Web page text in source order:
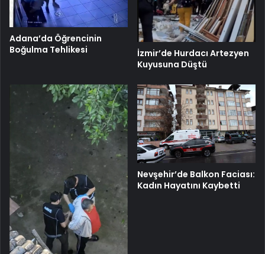
Adana’da Öğrencinin
Boğulma Tehlikesi
İzmir’de Hurdacı Artezyen
Kuyusuna Düştü
Nevşehir’de Balkon Faciası:
Kadın Hayatını Kaybetti